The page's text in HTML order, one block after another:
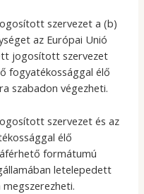
szervezet a (b)
az Európai Unió
jogosított szervezet
fogyatékossággal élő
szabadon végezheti.
szervezet és az
élő
formátumú
letelepedett